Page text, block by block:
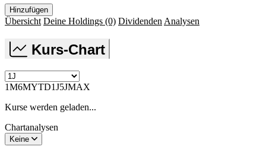
Hinzufügen
Übersicht Deine Holdings (0) Dividenden Analysen
Kurs-Chart
1M6MYTD1J5JMAX
Kurse werden geladen...
Chartanalysen
Keine